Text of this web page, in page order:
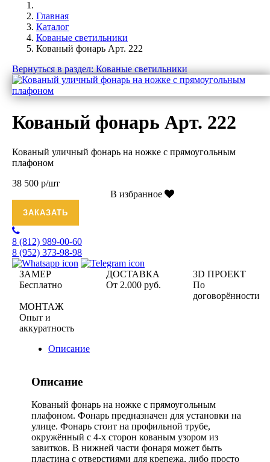
Главная
Каталог
Кованые светильники
Кованый фонарь Арт. 222
Вернуться в раздел: Кованые светильники
Кованый фонарь Арт. 222
Кованый уличный фонарь на ножке с прямоугольным
плафоном
38 500 р/шт
В избранное
ЗАКАЗАТЬ
8 (812) 989-00-60
8 (952) 373-98-98
ЗАМЕР
Бесплатно
ДОСТАВКА
От 2.000 руб.
3D ПРОЕКТ
По
договорённости
МОНТАЖ
Опыт и
аккуратность
Описание
Описание
Кованый фонарь на ножке с прямоугольным
плафоном. Фонарь предназначен для установки на
улице. Фонарь стоит на профильной трубе,
окружённый с 4-х сторон кованым узором из
завитков. В нижней части фонаря может быть
пластина с отверстиями для крепежа, либо просто